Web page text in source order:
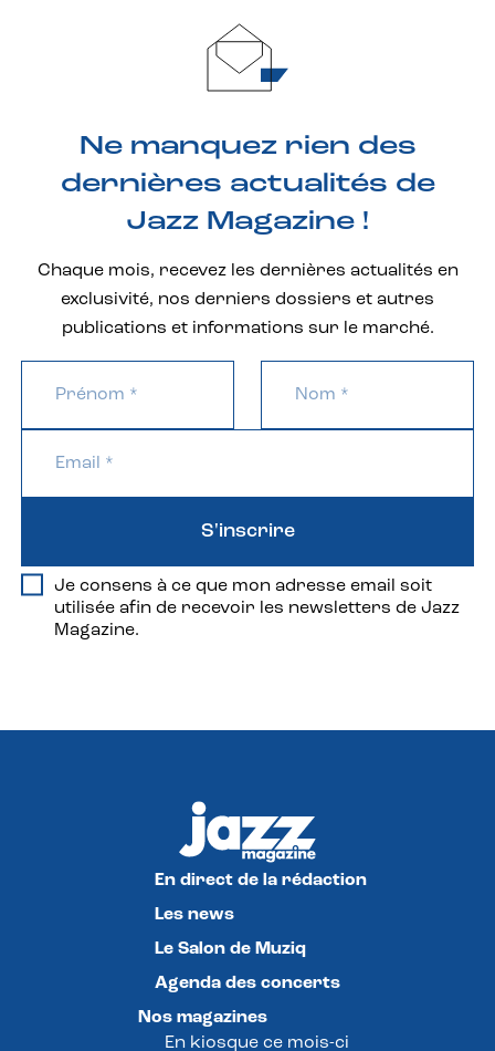
Ne manquez rien des
dernières actualités de
Jazz Magazine !
Chaque mois, recevez les dernières actualités en
exclusivité, nos derniers dossiers et autres
publications et informations sur le marché.
Je consens à ce que mon adresse email soit
utilisée afin de recevoir les newsletters de Jazz
Magazine.
S'inscrire
En direct de la rédaction
Les news
Le Salon de Muziq
Agenda des concerts
Nos magazines
En kiosque ce mois-ci